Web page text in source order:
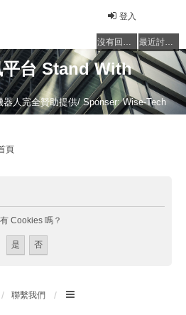
登入
沒有回覆的主題 最近討論的主題
平台 Stand With
人完全贊助提供/ Sponser: Wise-Tech
頁
Cookies 嗎？
聯繫我們